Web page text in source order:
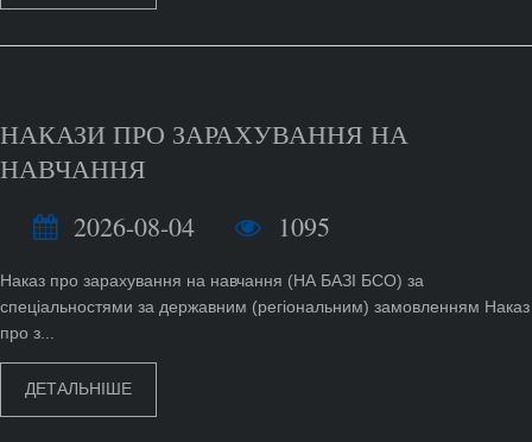
НАКАЗИ ПРО ЗАРАХУВАННЯ НА
НАВЧАННЯ
2026-08-04
1095
Наказ про зарахування на навчання (НА БАЗІ БСО) за
спеціальностями за державним (регіональним) замовленням Наказ
про з...
ДЕТАЛЬНІШЕ